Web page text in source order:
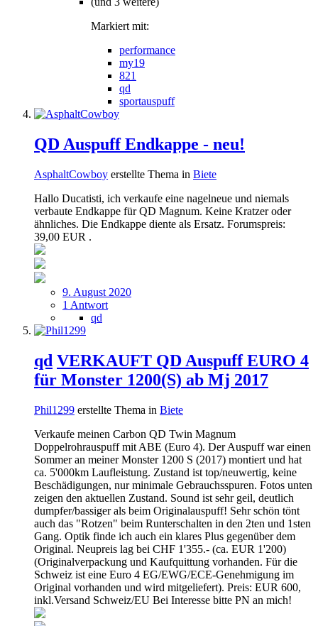
Markiert mit:
performance
my19
821
qd
sportauspuff
QD Auspuff Endkappe - neu!
AsphaltCowboy erstellte Thema in Biete
Hallo Ducatisti, ich verkaufe eine nagelneue und niemals
verbaute Endkappe für QD Magnum. Keine Kratzer oder
ähnliches. Die Endkappe diente als Ersatz. Forumspreis:
39,00 EUR .
9. August 2020
1 Antwort
qd
qd VERKAUFT QD Auspuff EURO 4
für Monster 1200(S) ab Mj 2017
Phil1299 erstellte Thema in Biete
Verkaufe meinen Carbon QD Twin Magnum
Doppelrohrauspuff mit ABE (Euro 4). Der Auspuff war einen
Sommer an meiner Monster 1200 S (2017) montiert und hat
ca. 5'000km Laufleistung. Zustand ist top/neuwertig, keine
Beschädigungen, nur minimale Gebrauchsspuren. Fotos unten
zeigen den aktuellen Zustand. Sound ist sehr geil, deutlich
dumpfer/bassiger als beim Originalauspuff! Sehr schön tönt
auch das "Rotzen" beim Runterschalten in den 2ten und 1sten
Gang. Optik finde ich auch ein klares Plus gegenüber dem
Original. Neupreis lag bei CHF 1'355.- (ca. EUR 1'200)
(Originalverpackung und Kaufquittung vorhanden. Für die
Schweiz ist eine Euro 4 EG/EWG/ECE-Genehmigung im
Original vorhanden und wird mitgeliefert). Preis: EUR 600,
inkl.Versand Schweiz/EU Bei Interesse bitte PN an mich!